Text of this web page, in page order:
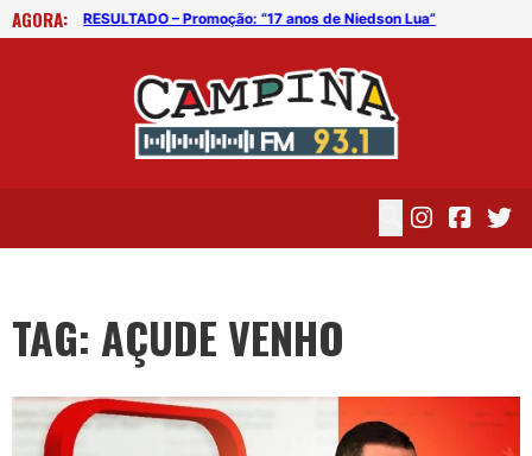
AGORA: RESULTADO – Promoção: “17 anos de Niedson Lua”
TAG: AÇUDE VENHO